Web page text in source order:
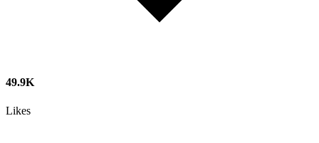
49.9K
Likes